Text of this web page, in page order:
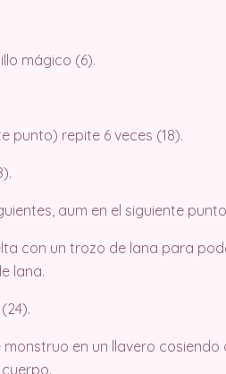
mágico (6).
punto) repite 6 veces (18).
aum en el siguiente
con un trozo de lana para
lana.
en un llavero